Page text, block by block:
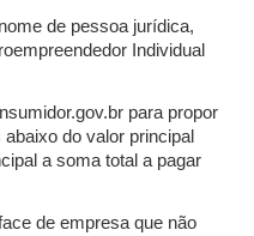
de pessoa jurídica,
Individual
para propor
do valor principal
a soma total a pagar
de empresa que não